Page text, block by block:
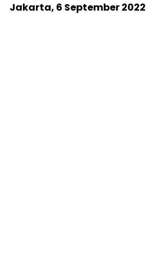
Jakarta, 6 September 2022